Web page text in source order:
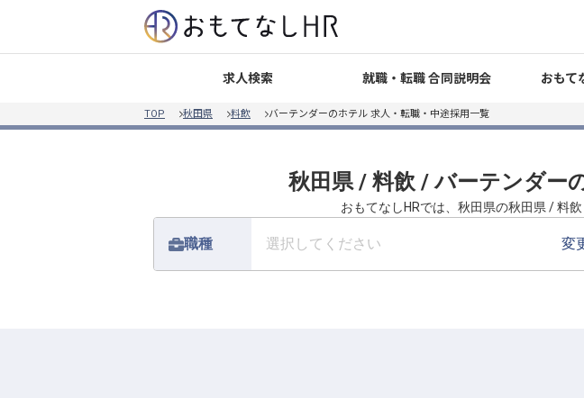
求人検索 就職・転職 合同説明会 おもて
TOP 秋田県 料飲 バーテンダーのホテル 求人・転職・中途採用一覧
秋田県 / 料飲 / バーテンダー
おもてなしHRでは、秋田県の秋田県 / 料
職種 選択してください 変